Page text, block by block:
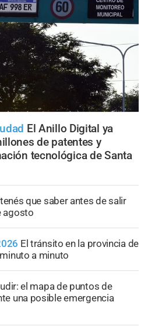
El Anillo Digital ya
de patentes y
tecnológica de Santa
que saber antes de salir
agosto
El tránsito en la provincia de
a minuto
el mapa de puntos de
una posible emergencia